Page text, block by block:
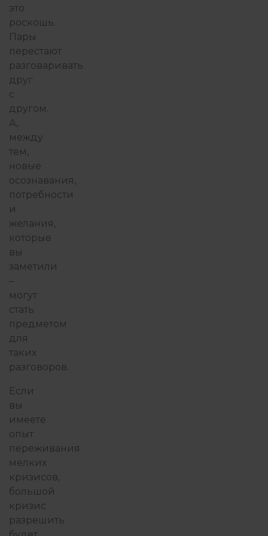
это
роскошь.
Пары
перестают
разговаривать
друг
с
другом.
А,
между
тем,
новые
осознавания,
потребности
и
желания,
которые
вы
заметили
–
могут
стать
предметом
для
таких
разговоров.
Если
вы
имеете
опыт
переживания
мелких
кризисов,
большой
кризис
разрешить